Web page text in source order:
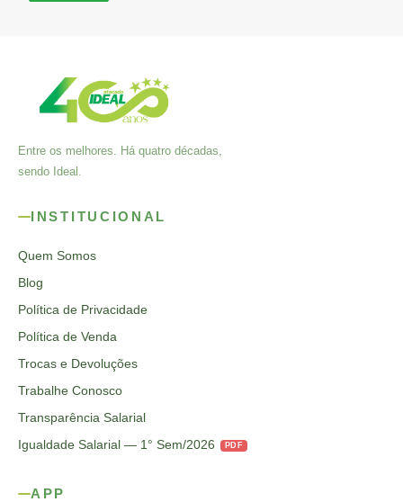
Entre os melhores. Há quatro décadas,
sendo Ideal.
INSTITUCIONAL
Quem Somos
Blog
Política de Privacidade
Política de Venda
Trocas e Devoluções
Trabalhe Conosco
Transparência Salarial
Igualdade Salarial — 1° Sem/2026
PDF
APP